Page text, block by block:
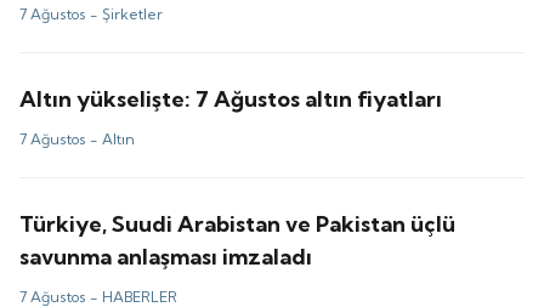
7 Ağustos - Şirketler
Altın yükselişte: 7 Ağustos altın fiyatları
7 Ağustos -Altın
Türkiye, Suudi Arabistan ve Pakistan üçlü
savunma anlaşması imzaladı
7 Ağustos - HABERLER